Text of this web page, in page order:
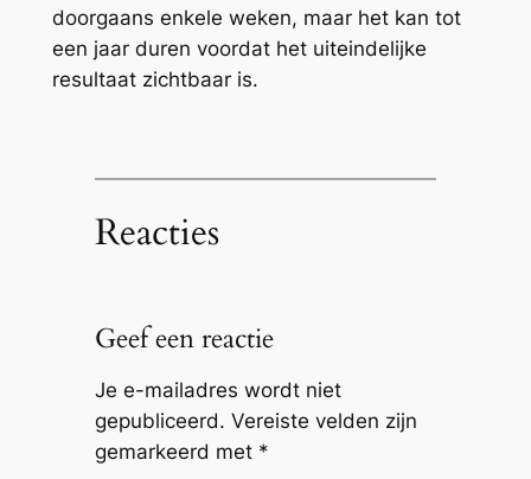
doorgaans enkele weken, maar het kan tot
een jaar duren voordat het uiteindelijke
resultaat zichtbaar is.
Reacties
Geef een reactie
Je e-mailadres wordt niet
gepubliceerd. Vereiste velden zijn
gemarkeerd met *